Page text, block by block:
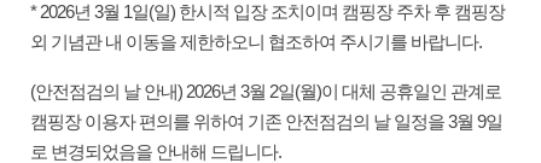
* 2026년 3월 1일(일) 한시적 입장 조치이며 캠핑장 주차 후 캠핑장
외 기념관 내 이동을 제한하오니 협조하여 주시기를 바랍니다.
(안전점검의 날 안내) 2026년 3월 2일(월)이 대체 공휴일인 관계로
캠핑장 이용자 편의를 위하여 기존 안전점검의 날 일정을 3월 9일
로 변경되었음을 안내해 드립니다.